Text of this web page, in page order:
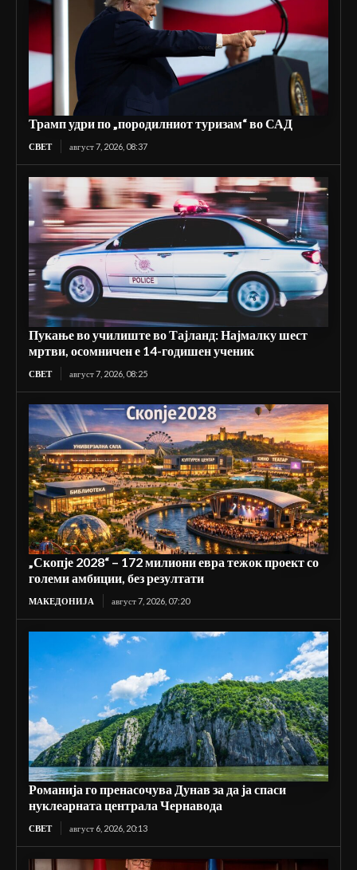
Трамп удри по „породилниот туризам“ во САД
СВЕТ август 7, 2026, 08:37
Пукање во училиште во Тајланд: Најмалку шест
мртви, осомничен е 14-годишен ученик
СВЕТ август 7, 2026, 08:25
„Скопје 2028“ – 172 милиони евра тежок проект со
големи амбиции, без резултати
МАКЕДОНИЈА август 7, 2026, 07:20
Романија го пренасочува Дунав за да ја спаси
нуклеарната централа Чернавода
СВЕТ август 6, 2026, 20:13